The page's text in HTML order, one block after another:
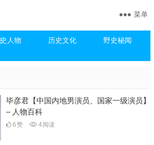
人物 历史文化
野史秘闻
菜单
毕彦君【中国内地男演员、国家一级演员】
– 人物百科
6赞 4阅读